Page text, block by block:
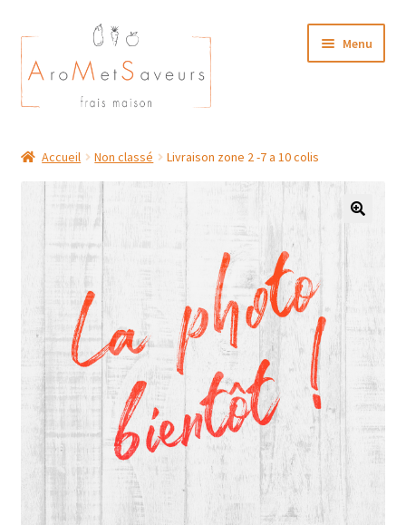
Aller
à
la
navigation
Aller
au
contenu
Menu
Plat du Jour/ Menu Week end
NOS BOUTIQUES
Accueil Non classé Livraison zone 2 -7 a 10 colis